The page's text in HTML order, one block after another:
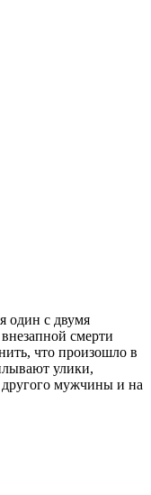
один с двумя
смерти
что произошло в
улики,
мужчины и на